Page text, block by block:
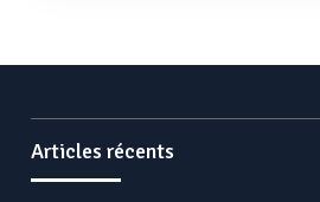
Articles récents